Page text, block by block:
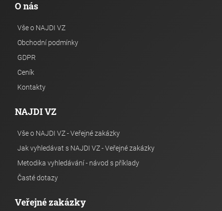
O nás
Vše o NAJDI VZ
Obchodní podmínky
GDPR
Ceník
Kontakty
NAJDI VZ
Vše o NAJDI VZ - Veřejné zakázky
Jak vyhledávat s NAJDI VZ - Veřejné zakázky
Metodika vyhledávání - návod s příklady
Časté dotazy
Veřejné zakázky